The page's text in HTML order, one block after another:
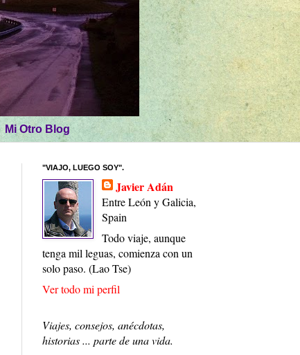
Mi Otro Blog
"VIAJO, LUEGO SOY".
Javier Adán
Entre León y Galicia,
Spain
Todo viaje, aunque
tenga mil leguas, comienza con un
solo paso. (Lao Tse)
Ver todo mi perfil
Viajes, consejos, anécdotas,
historias ... parte de una vida.